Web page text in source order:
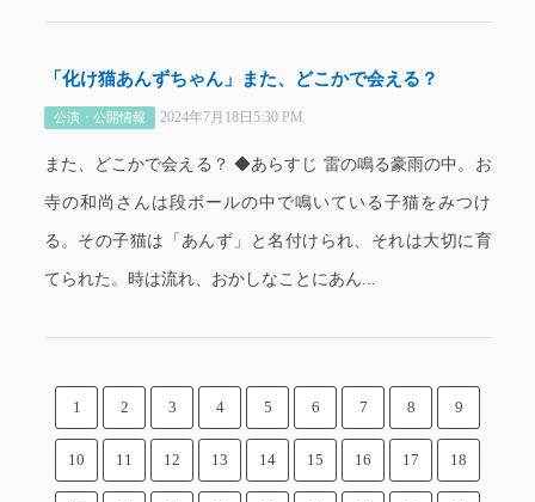
「化け猫あんずちゃん」また、どこかで会える？
公演・公開情報 2024年7月18日5:30 PM
また、どこかで会える？ ◆あらすじ 雷の鳴る豪雨の中。お
寺の和尚さんは段ボールの中で鳴いている子猫をみつけ
る。その子猫は「あんず」と名付けられ、それは大切に育
てられた。時は流れ、おかしなことにあん...
1 2 3 4 5 6 7 8 9
10 11 12 13 14 15 16 17 18